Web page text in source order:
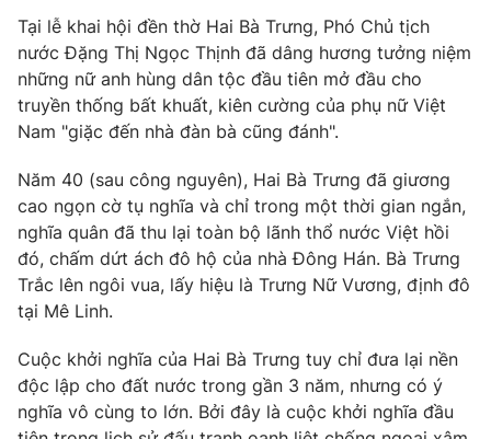
Sản phẩm
Thị trường
Tư vấn
Giao lưu trực tuyến
Lịch phát sóng
Chuyên mục khác
Emagazine Podcast
Photo Infographic
VTV Money VTV Thể thao
Tại lễ khai hội đền thờ Hai Bà Trưng, Phó Chủ tịch
nước Đặng Thị Ngọc Thịnh đã dâng hương tưởng niệm
những nữ anh hùng dân tộc đầu tiên mở đầu cho
truyền thống bất khuất, kiên cường của phụ nữ Việt
Nam "giặc đến nhà đàn bà cũng đánh".
Năm 40 (sau công nguyên), Hai Bà Trưng đã giương
cao ngọn cờ tụ nghĩa và chỉ trong một thời gian ngắn,
nghĩa quân đã thu lại toàn bộ lãnh thổ nước Việt hồi
đó, chấm dứt ách đô hộ của nhà Đông Hán. Bà Trưng
Trắc lên ngôi vua, lấy hiệu là Trưng Nữ Vương, định đô
tại Mê Linh.
Cuộc khởi nghĩa của Hai Bà Trưng tuy chỉ đưa lại nền
độc lập cho đất nước trong gần 3 năm, nhưng có ý
nghĩa vô cùng to lớn. Bởi đây là cuộc khởi nghĩa đầu